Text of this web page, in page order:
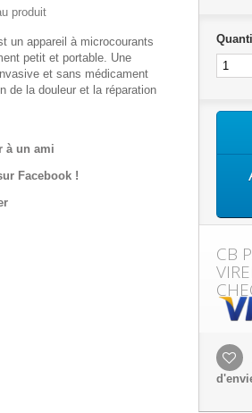
produit
un appareil à microcourants
petit et portable. Une
et sans médicament
de la douleur et la réparation
à un ami
Facebook !
CB